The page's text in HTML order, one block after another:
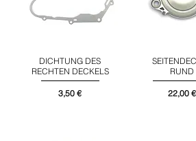
Schnellansicht
DICHTUNG DES
RECHTEN DECKELS
Preis
3,50 €
RUND
Preis
22,00 €